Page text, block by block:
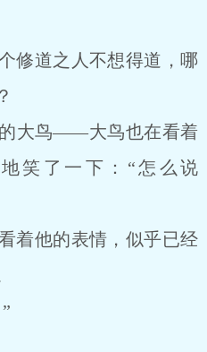
修道之人不想得道，哪
大鸟——大鸟也在看着
笑了一下：“怎么说
着他的表情，似乎已经